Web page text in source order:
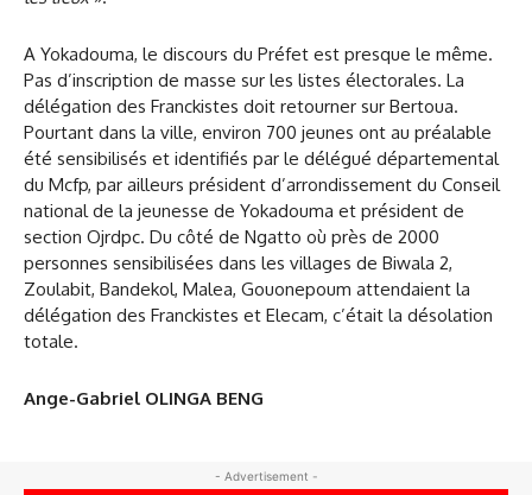
A Yokadouma, le discours du Préfet est presque le même.
Pas d’inscription de masse sur les listes électorales. La
délégation des Franckistes doit retourner sur Bertoua.
Pourtant dans la ville, environ 700 jeunes ont au préalable
été sensibilisés et identifiés par le délégué départemental
du Mcfp, par ailleurs président d’arrondissement du Conseil
national de la jeunesse de Yokadouma et président de
section Ojrdpc. Du côté de Ngatto où près de 2000
personnes sensibilisées dans les villages de Biwala 2,
Zoulabit, Bandekol, Malea, Gouonepoum attendaient la
délégation des Franckistes et Elecam, c’était la désolation
totale.
Ange-Gabriel OLINGA BENG
- Advertisement -